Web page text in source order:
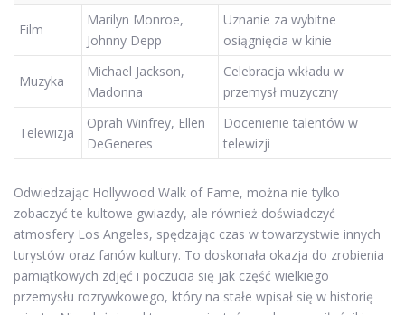
Film
Marilyn Monroe,
Johnny Depp
Uznanie za wybitne
osiągnięcia w kinie
Muzyka
Michael Jackson,
Madonna
Celebracja wkładu w
przemysł muzyczny
Telewizja
Oprah Winfrey, Ellen
DeGeneres
Docenienie talentów w
telewizji
Odwiedzając Hollywood Walk of Fame, można nie tylko
zobaczyć te kultowe gwiazdy, ale również doświadczyć
atmosfery Los Angeles, spędzając czas w towarzystwie innych
turystów oraz fanów kultury. To doskonała okazja do zrobienia
pamiątkowych zdjęć i poczucia się jak część wielkiego
przemysłu rozrywkowego, który na stałe wpisał się w historię